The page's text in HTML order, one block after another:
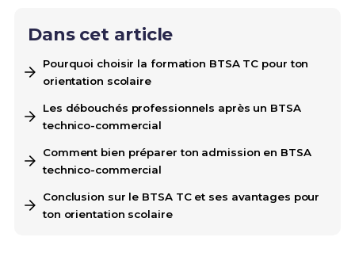
Dans cet article
Pourquoi choisir la formation BTSA TC pour ton
orientation scolaire
Les débouchés professionnels après un BTSA
technico-commercial
Comment bien préparer ton admission en BTSA
technico-commercial
Conclusion sur le BTSA TC et ses avantages pour
ton orientation scolaire